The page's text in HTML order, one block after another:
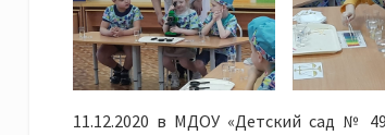
11.12.2020 в МДОУ «Детский сад №